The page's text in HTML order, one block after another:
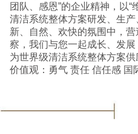
团队、感恩”的企业精神，以
清洁系统整体方案研发、生
新、自然、欢快的氛围中，
察，我们与您一起成长、发展，为
为世界级清洁系统整体方案供应商 企业使命：维护清新自然，共享美丽世